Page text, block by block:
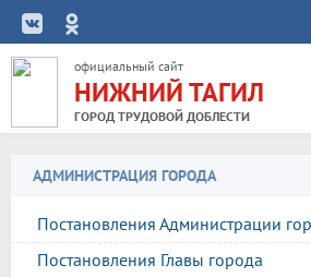
официальный сайт
НИЖНИЙ ТАГИЛ
ГОРОД ТРУДОВОЙ ДОБЛЕСТИ
АДМИНИСТРАЦИЯ ГОРОДА
Постановления Администрации
Постановления Главы города